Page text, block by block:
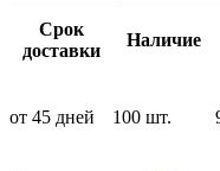
Срок
доставки
Наличие
от 45 дней 100 шт.